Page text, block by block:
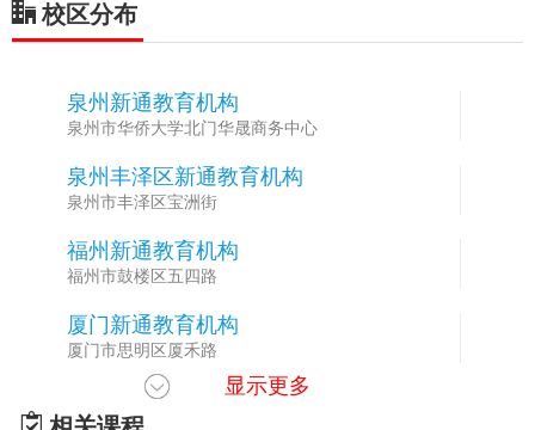
校区分布
泉州新通教育机构
泉州市华侨大学北门华晟商务中心
泉州丰泽区新通教育机构
泉州市丰泽区宝洲街
福州新通教育机构
福州市鼓楼区五四路
厦门新通教育机构
厦门市思明区厦禾路
显示更多